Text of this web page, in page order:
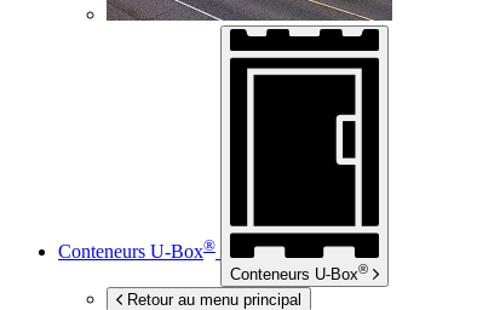
Conteneurs U-Box®
Conteneurs U-Box®
Retour au menu principal